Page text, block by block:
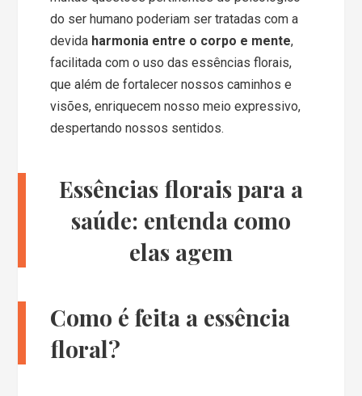
do ser humano poderiam ser tratadas com a
devida harmonia entre o corpo e mente,
facilitada com o uso das essências florais,
que além de fortalecer nossos caminhos e
visões, enriquecem nosso meio expressivo,
despertando nossos sentidos.
Essências florais para a
saúde: entenda como
elas agem
Como é feita a essência
floral?